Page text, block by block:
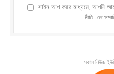
সাইন আপ করার মাধ্যমে, আপনি
নীতি -তে
সকাল নিউজ